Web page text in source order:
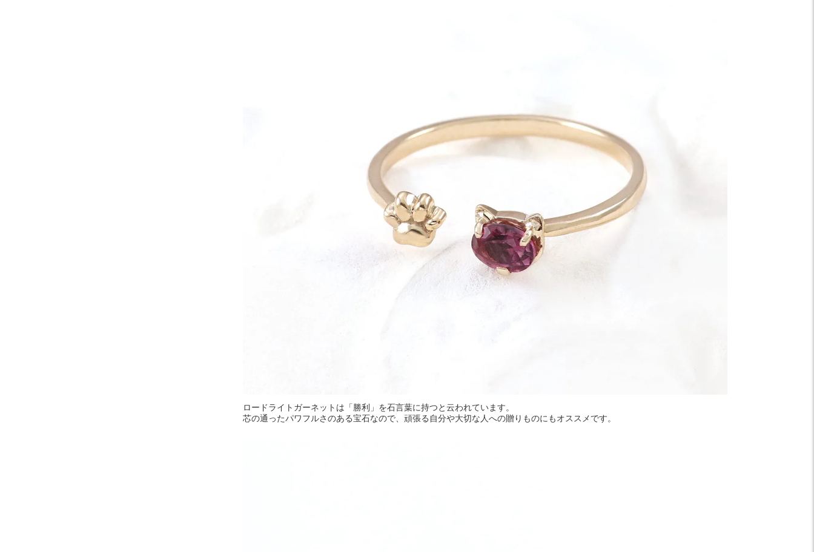
ロードライトガーネットは「勝利」を石言葉に持つと云われています。
芯の通ったパワフルさのある宝石なので、頑張る自分や大切な人への贈りものにもオススメです。